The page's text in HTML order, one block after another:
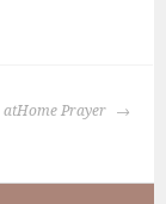
atHome Prayer